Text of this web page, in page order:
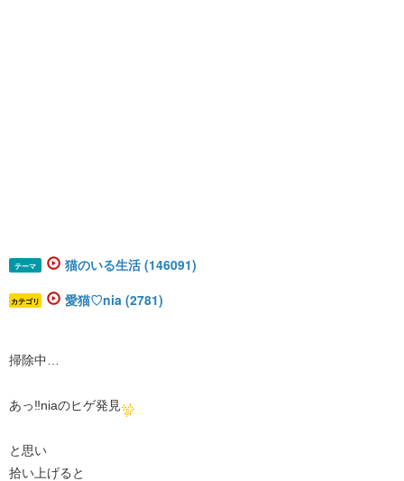
テーマ 猫のいる生活 (146091)
カテゴリ 愛猫♡nia (2781)
掃除中…
あっ‼niaのヒゲ発見
と思い
拾い上げると